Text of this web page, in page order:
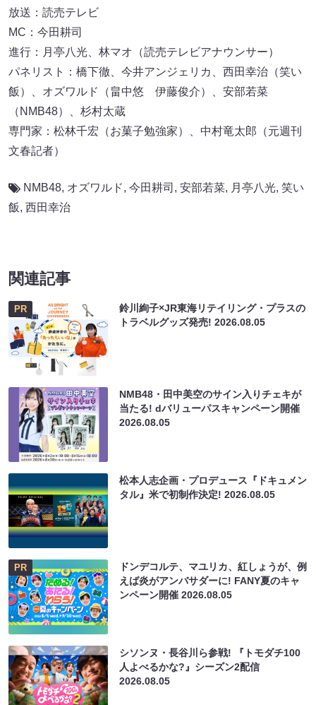
放送：読売テレビ
MC：今田耕司
進行：月亭八光、林マオ（読売テレビアナウンサー）
パネリスト：橋下徹、今井アンジェリカ、西田幸治（笑い
飯）、オズワルド（畠中悠 伊藤俊介）、安部若菜
（NMB48）、杉村太蔵
専門家：松林千宏（お菓子勉強家）、中村竜太郎（元週刊
文春記者）
NMB48, オズワルド, 今田耕司 , 安部若菜, 月亭八光, 笑い
飯, 西田幸治
関連記事
PR
鈴川絢子×JR東海リテイリング・プラスの
トラベルグッズ発売!2026.08.05
NMB48・田中美空のサイン入りチェキが
当たる! dバリューパスキャンペーン開催
2026.08.05
松本人志企画・プロデュース『ドキュメン
タル』米で初制作決定!2026.08.05
PR
ドンデコルテ、マユリカ、紅しょうが、例
えば炎がアンバサダーに! FANY夏のキャ
ンペーン開催2026.08.05
シソンヌ・長谷川ら参戦! 『トモダチ100
人よべるかな?』シーズン2配信
2026.08.05